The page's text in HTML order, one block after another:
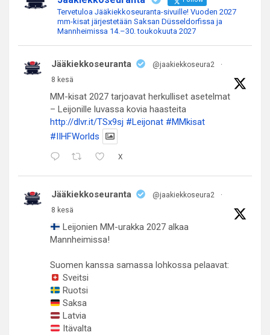
Tervetuloa Jääkiekkoseuranta-sivuille! Vuoden 2027
mm-kisat järjestetään Saksan Düsseldorfissa ja
Mannheimissa 14.–30. toukokuuta 2027
Jääkiekkoseuranta @jaakiekkoseura2
·
8 kesä
MM-kisat 2027 tarjoavat herkulliset asetelmat
– Leijonille luvassa kovia haasteita
http://dlvr.it/TSx9sj #Leijonat #MMkisat
#IIHFWorlds
X
Jääkiekkoseuranta @jaakiekkoseura2
·
8 kesä
Leijonien MM-urakka 2027 alkaa
Mannheimissa!
Suomen kanssa samassa lohkossa pelaavat:
Sveitsi
Ruotsi
Saksa
Latvia
Itävalta